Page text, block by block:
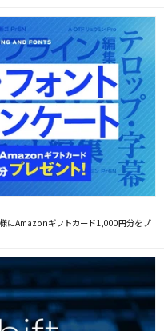
にAmazonギフトカード1,000円分をプ